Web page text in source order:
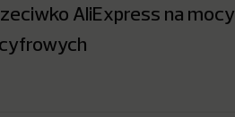
AliExpress na mocy